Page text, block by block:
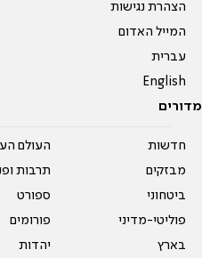
הצהרת נגישות
המייל האדום
עברית
English
מדורים
חדשות
מבזקים
ביטחוני
פוליטי-מדיני
בארץ
העולם
תרבות
ספורט
פורומים
יהדות